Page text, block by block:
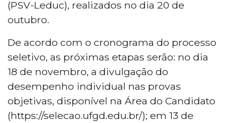
(PSV-Leduc), realizados no dia 20 de
outubro.
De acordo com o cronograma do processo
seletivo, as próximas etapas serão: no dia
18 de novembro, a divulgação do
desempenho individual nas provas
objetivas, disponível na Área do Candidato
(https://selecao.ufgd.edu.br/); em 13 de